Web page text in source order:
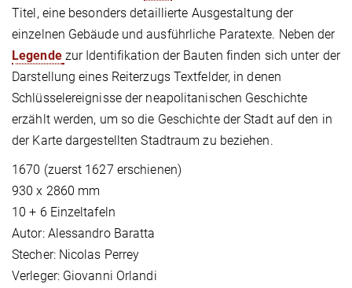
Titel, eine besonders detaillierte Ausgestaltung der
einzelnen Gebäude und ausführliche Paratexte. Neben der
Legende zur Identifikation der Bauten finden sich unter der
Darstellung eines Reiterzugs Textfelder, in denen
Schlüsselereignisse der neapolitanischen Geschichte
erzählt werden, um so die Geschichte der Stadt auf den in
der Karte dargestellten Stadtraum zu beziehen.
1670 (zuerst 1627 erschienen)
930 x 2860 mm
10 + 6 Einzeltafeln
Autor: Alessandro Baratta
Stecher: Nicolas Perrey
Verleger: Giovanni Orlandi